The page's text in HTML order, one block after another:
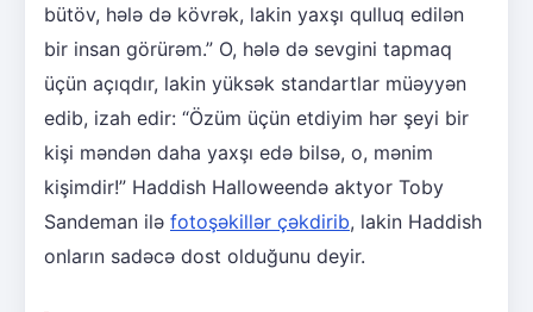
bütöv, hələ də kövrək, lakin yaxşı qulluq edilən
bir insan görürəm.” O, hələ də sevgini tapmaq
üçün açıqdır, lakin yüksək standartlar müəyyən
edib, izah edir: “Özüm üçün etdiyim hər şeyi bir
kişi məndən daha yaxşı edə bilsə, o, mənim
kişimdir!” Haddish Halloweendə aktyor Toby
Sandeman ilə fotoşəkillər çəkdirib, lakin Haddish
onların sadəcə dost olduğunu deyir.